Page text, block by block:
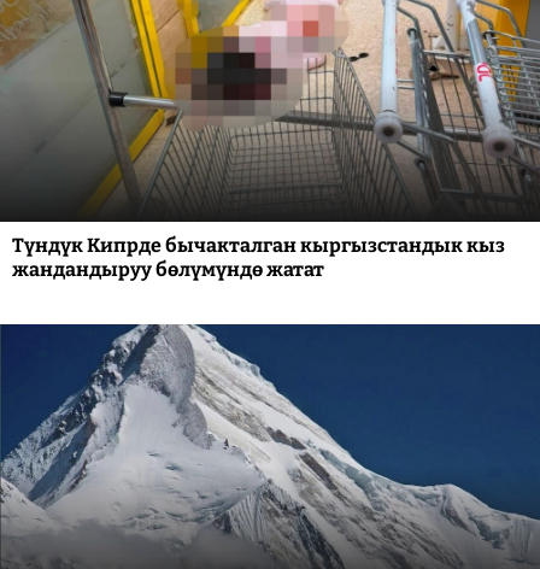
Түндүк Кипрде бычакталган кыргызстандык кыз
жандандыруу бөлүмүндө жатат